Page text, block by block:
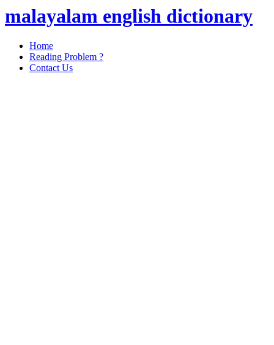
malayalam english dictionary
Home
Reading Problem ?
Contact Us